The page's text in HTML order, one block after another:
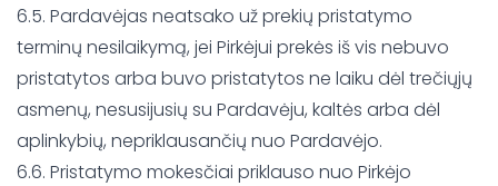
6.5. Pardavėjas neatsako už prekių pristatymo
terminų nesilaikymą, jei Pirkėjui prekės iš vis nebuvo
pristatytos arba buvo pristatytos ne laiku dėl trečiųjų
asmenų, nesusijusių su Pardavėju, kaltės arba dėl
aplinkybių, nepriklausančių nuo Pardavėjo.
6.6. Pristatymo mokesčiai priklauso nuo Pirkėjo